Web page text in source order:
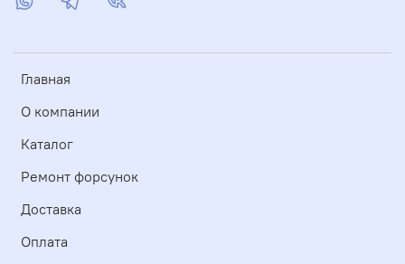
Главная
О компании
Каталог
Ремонт форсунок
Доставка
Оплата